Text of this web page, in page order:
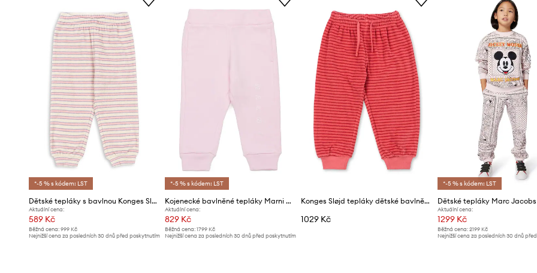
- Elastický pásek v pase zabraňuje klouzání při pohybu.
- Nohavice jsou zakončeny pohodlnými, elastickými manžetami.
- Jednobarevná pletenina.
*-5 % s kódem: LST
Dětské tepláky s bavlnou Konges Sløjd ITTY SWEAT PANTS GOTS
Aktuální cena:
589 Kč
Běžná cena: 999 Kč
Nejnižší cena za posledních 30 dnů před poskytnutím
*-5 % s kódem: LST
Kojenecké bavlněné tepláky Marni MP192B TROUSERS
Aktuální cena:
829 Kč
Běžná cena:1799 Kč
Nejnižší cena za posledních 30 dnů před poskytnutím
Konges Sløjd tepláky dětské bavlněné ITTY SWEAT PANTS GOTS
1029 Kč
*-5 % s kódem: LST
Dětské tepláky Marc Jacobs
Aktuální cena:
1299 Kč
Běžná cena: 2199 Kč
Nejnižší cena za posledních 30 dnů